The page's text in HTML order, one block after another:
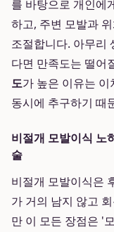
를 바탕으로 개인에
하고, 주변 모발과
조절합니다. 아무리
다면 만족도는 떨어
도가 높은 이유는
동시에 추구하기 때
비절개 모발이식 노
술
비절개 모발이식은
가 거의 남지 않고
만 이 모든 장점은 '